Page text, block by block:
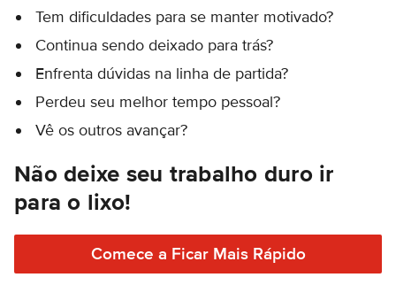
Tem dificuldades para se manter motivado?
Continua sendo deixado para trás?
Enfrenta dúvidas na linha de partida?
Perdeu seu melhor tempo pessoal?
Vê os outros avançar?
Não deixe seu trabalho duro ir
para o lixo!
Comece a Ficar Mais Rápido